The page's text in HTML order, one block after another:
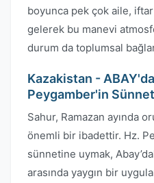
boyunca pek çok aile,
gelerek bu manevi
durum da toplumsal
Kazakistan -
Peygamber'in
Sahur, Ramazan ayında
önemli bir ibadettir. Hz.
sünnetine uymak,
arasında yaygın bir